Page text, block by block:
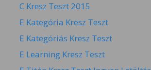
C Kresz Teszt 2015
E Kategória Kresz Teszt
E Kategóriás Kresz Teszt
E Learning Kresz Teszt